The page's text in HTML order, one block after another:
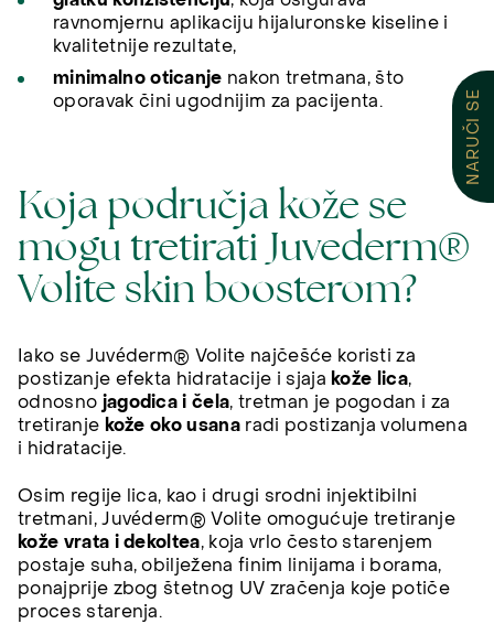
ravnomjernu aplikaciju hijaluronske kiseline i
kvalitetnije rezultate,
minimalno oticanje nakon tretmana, što
oporavak čini ugodnijim za pacijenta.
Koja područja kože se
mogu tretirati Juvederm®
Volite skin boosterom?
Iako se Juvéderm® Volite najčešće koristi za
postizanje efekta hidratacije i sjajakože lica,
odnosno jagodica i čela, tretman je pogodan i za
tretiranje kože oko usana radi postizanja volumena
i hidratacije.
Osim regije lica, kao i drugi srodni injektibilni
tretmani, Juvéderm® Volite omogućuje tretiranje
kože vrata i dekoltea, koja vrlo često starenjem
postaje suha, obilježena finim linijama i borama,
ponajprije zbog štetnog UV zračenja koje potiče
proces starenja.
NARUČI SE